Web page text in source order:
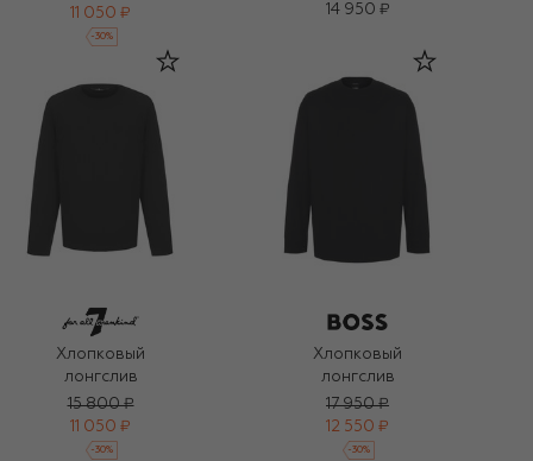
11 050 ₽
-30%
14 950 ₽
Хлопковый
лонгслив
15 800 ₽
11 050 ₽
-30%
Хлопковый
лонгслив
17 950 ₽
12 550 ₽
-30%